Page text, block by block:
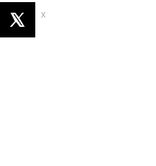
X